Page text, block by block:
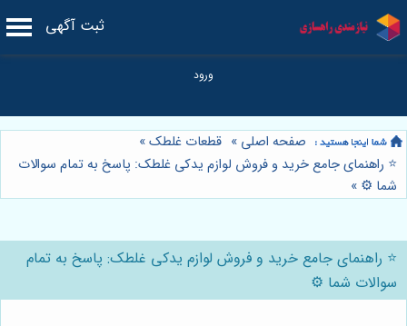
ثبت آگهی
صفحه اصلی » قطعات غلطک»
⭐️ راهنمای جامع خرید و فروش لوازم یدکی غلطک: پاسخ به تمام سوالات
شما ⚙️ »
⭐️ راهنمای جامع خرید و فروش لوازم یدکی غلطک: پاسخ به تمام
سوالات شما ⚙️